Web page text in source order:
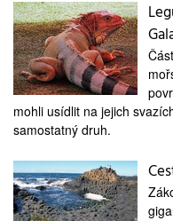
mohli usídlit na jejich
samostatný druh.